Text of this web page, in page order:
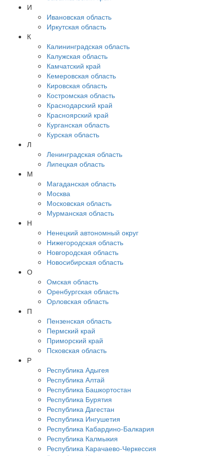
И
Ивановская область
Иркутская область
К
Калининградская область
Калужская область
Камчатский край
Кемеровская область
Кировская область
Костромская область
Краснодарский край
Красноярский край
Курганская область
Курская область
Л
Ленинградская область
Липецкая область
М
Магаданская область
Москва
Московская область
Мурманская область
Н
Ненецкий автономный округ
Нижегородская область
Новгородская область
Новосибирская область
О
Омская область
Оренбургская область
Орловская область
П
Пензенская область
Пермский край
Приморский край
Псковская область
Р
Республика Адыгея
Республика Алтай
Республика Башкортостан
Республика Бурятия
Республика Дагестан
Республика Ингушетия
Республика Кабардино-Балкария
Республика Калмыкия
Республика Карачаево-Черкессия